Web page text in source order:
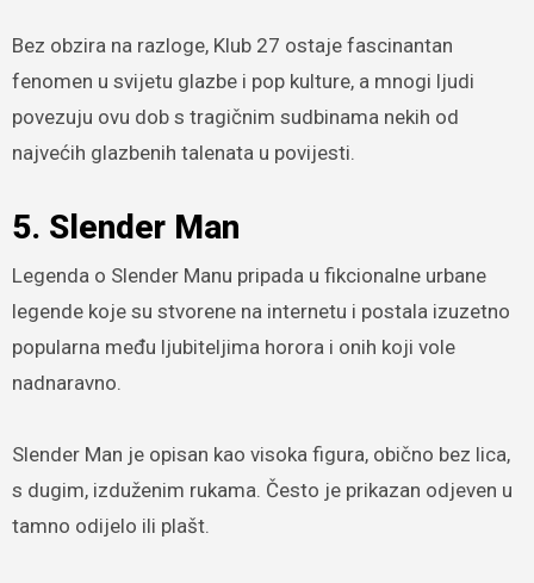
Bez obzira na razloge, Klub 27 ostaje fascinantan
fenomen u svijetu glazbe i pop kulture, a mnogi ljudi
povezuju ovu dob s tragičnim sudbinama nekih od
najvećih glazbenih talenata u povijesti.
5. Slender Man
Legenda o Slender Manu pripada u fikcionalne urbane
legende koje su stvorene na internetu i postala izuzetno
popularna među ljubiteljima horora i onih koji vole
nadnaravno.
Slender Man je opisan kao visoka figura, obično bez lica,
s dugim, izduženim rukama. Često je prikazan odjeven u
tamno odijelo ili plašt.